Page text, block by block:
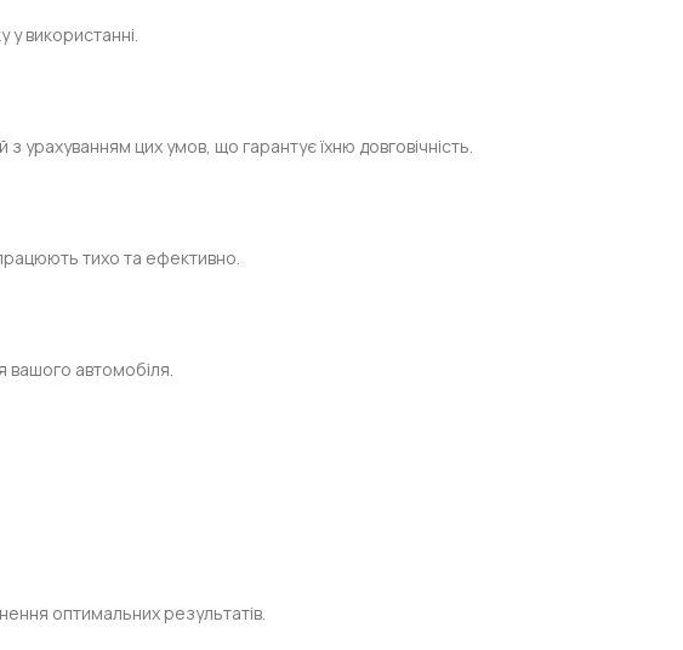
у використанні.
урахуванням цих умов, що гарантує їхню довговічність.
тихо та ефективно.
вашого автомобіля.
оптимальних результатів.